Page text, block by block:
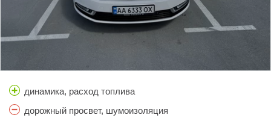
динамика, расход топлива
дорожный просвет, шумоизоляция